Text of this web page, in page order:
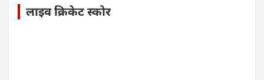
लाइव क्रिकेट स्कोर